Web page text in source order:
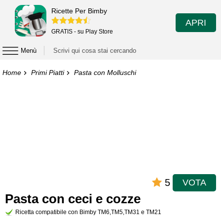
Ricette Per Bimby
GRATIS - su Play Store
APRI
Menù
Home Primi Piatti Pasta con Molluschi
5 VOTA
Pasta con ceci e cozze
Ricetta compatibile con Bimby TM6,TM5,TM31 e TM21